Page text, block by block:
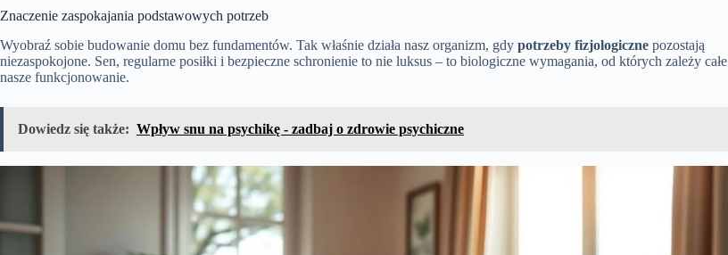
Znaczenie zaspokajania podstawowych potrzeb
Wyobraź sobie budowanie domu bez fundamentów. Tak właśnie działa nasz organizm, gdy potrzeby fizjologiczne pozostają
niezaspokojone. Sen, regularne posiłki i bezpieczne schronienie to nie luksus – to biologiczne wymagania, od których zależy całe
nasze funkcjonowanie.
Dowiedz się także: Wpływ snu na psychikę - zadbaj o zdrowie psychiczne